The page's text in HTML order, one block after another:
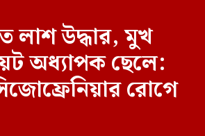
লাশ উদ্ধার, মুখ
অধ্যাপক ছেলে:
রোগে